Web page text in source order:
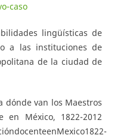
caso
lingüísticas de
a las instituciones de
de la ciudad de
dónde van los Maestros
en México, 1822-2012